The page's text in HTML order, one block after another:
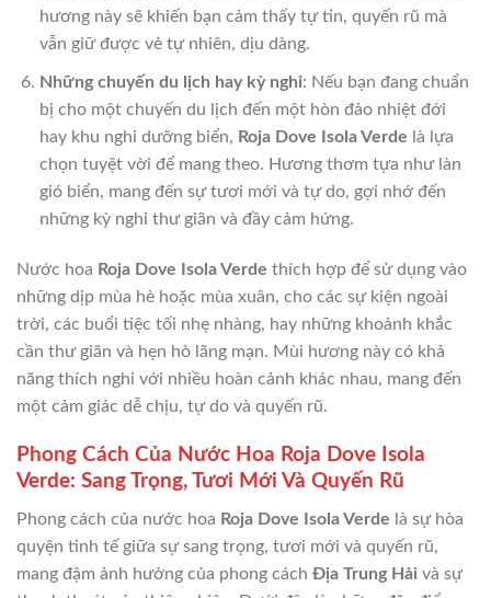
hương này sẽ khiến bạn cảm thấy tự tin, quyến rũ mà
vẫn giữ được vẻ tự nhiên, dịu dàng.
Những chuyến du lịch hay kỳ nghỉ: Nếu bạn đang chuẩn
bị cho một chuyến du lịch đến một hòn đảo nhiệt đới
hay khu nghỉ dưỡng biển, Roja Dove Isola Verde là lựa
chọn tuyệt vời để mang theo. Hương thơm tựa như làn
gió biển, mang đến sự tươi mới và tự do, gợi nhớ đến
những kỳ nghỉ thư giãn và đầy cảm hứng.
Nước hoa Roja Dove Isola Verde thích hợp để sử dụng vào
những dịp mùa hè hoặc mùa xuân, cho các sự kiện ngoài
trời, các buổi tiệc tối nhẹ nhàng, hay những khoảnh khắc
cần thư giãn và hẹn hò lãng mạn. Mùi hương này có khả
năng thích nghi với nhiều hoàn cảnh khác nhau, mang đến
một cảm giác dễ chịu, tự do và quyến rũ.
Phong Cách Của Nước Hoa Roja Dove Isola
Verde: Sang Trọng, Tươi Mới Và Quyến Rũ
Phong cách của nước hoa Roja Dove Isola Verde là sự hòa
quyện tinh tế giữa sự sang trọng, tươi mới và quyến rũ,
mang đậm ảnh hưởng của phong cách Địa Trung Hải và sự